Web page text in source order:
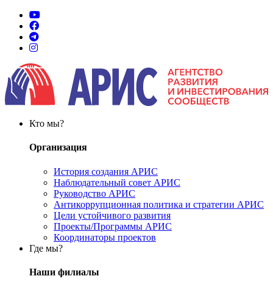
Кто мы?
Организация
История создания АРИС
Наблюдательный совет АРИС
Руководство АРИС
Антикоррупционная политика и стратегии АРИС
Цели устойчивого развития
Проекты/Программы АРИС
Координаторы проектов
Где мы?
Наши филиалы